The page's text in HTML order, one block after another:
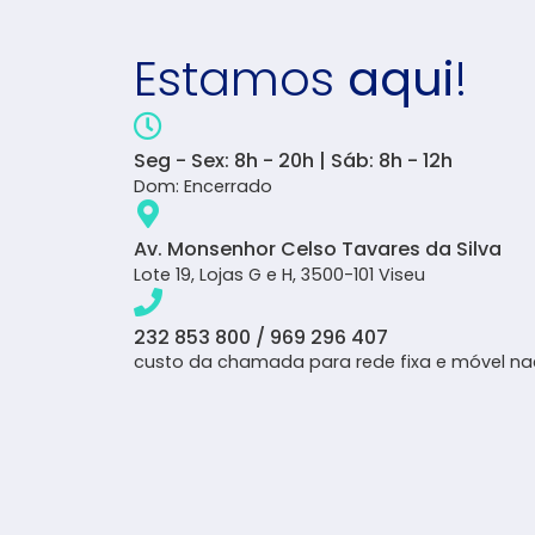
Estamos aqui!
Seg - Sex: 8h - 20h | Sáb: 8h - 12h
Dom: Encerrado
Av. Monsenhor Celso Tavares da Silva
Lote 19, Lojas G e H, 3500-101 Viseu
232 853 800 / 969 296 407
custo da chamada para rede fixa e móvel